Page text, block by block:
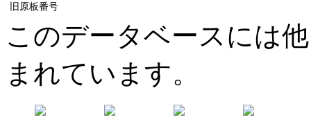
旧原板番号
このデータベースには
まれています。